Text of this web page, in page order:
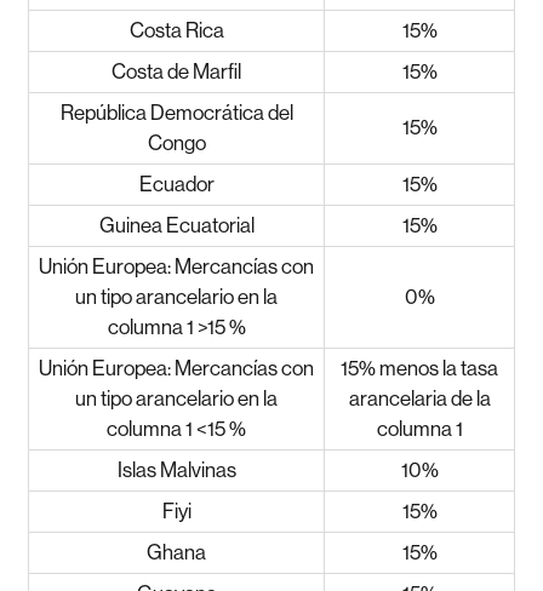
Costa Rica
15%
Costa de Marfil
15%
República Democrática del
Congo
15%
Ecuador
15%
Guinea Ecuatorial
15%
Unión Europea: Mercancías con
un tipo arancelario en la
columna 1 >15 %
0%
Unión Europea: Mercancías con
un tipo arancelario en la
columna 1 <15 %
15% menos la tasa
arancelaria de la
columna 1
Islas Malvinas
10%
Fiyi
15%
Ghana
15%